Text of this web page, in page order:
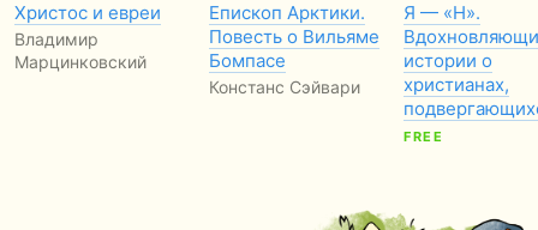
Христос и евреи
Владимир
Марцинковский
Епископ Арктики.
Повесть о Вильяме
Бомпасе
Констанс Сэйвари
Я — «Н».
истории о
христианах,
FREE